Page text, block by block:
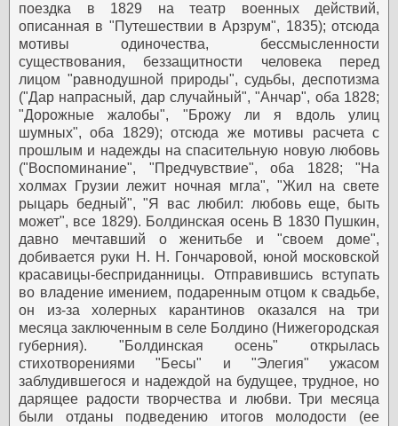
поездка в 1829 на театр военных действий,
описанная в "Путешествии в Арзрум", 1835); отсюда
мотивы одиночества, бессмысленности
существования, беззащитности человека перед
лицом "равнодушной природы", судьбы, деспотизма
("Дар напрасный, дар случайный", "Анчар", оба 1828;
"Дорожные жалобы", "Брожу ли я вдоль улиц
шумных", оба 1829); отсюда же мотивы расчета с
прошлым и надежды на спасительную новую любовь
("Воспоминание", "Предчувствие", оба 1828; "На
холмах Грузии лежит ночная мгла", "Жил на свете
рыцарь бедный", "Я вас любил: любовь еще, быть
может", все 1829). Болдинская осень В 1830 Пушкин,
давно мечтавший о женитьбе и "своем доме",
добивается руки Н. Н. Гончаровой, юной московской
красавицы-бесприданницы. Отправившись вступать
во владение имением, подаренным отцом к свадьбе,
он из-за холерных карантинов оказался на три
месяца заключенным в селе Болдино (Нижегородская
губерния). "Болдинская осень" открылась
стихотворениями "Бесы" и "Элегия" ужасом
заблудившегося и надеждой на будущее, трудное, но
дарящее радости творчества и любви. Три месяца
были отданы подведению итогов молодости (ее